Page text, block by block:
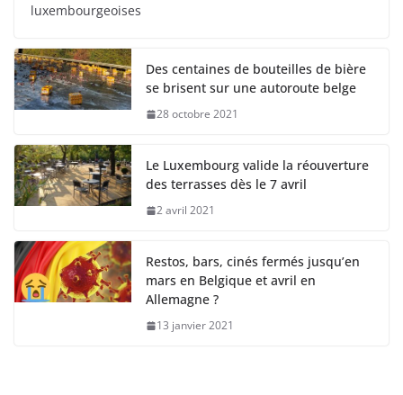
luxembourgeoises
Des centaines de bouteilles de bière
se brisent sur une autoroute belge
28 octobre 2021
Le Luxembourg valide la réouverture
des terrasses dès le 7 avril
2 avril 2021
Restos, bars, cinés fermés jusqu’en
mars en Belgique et avril en
Allemagne ?
13 janvier 2021